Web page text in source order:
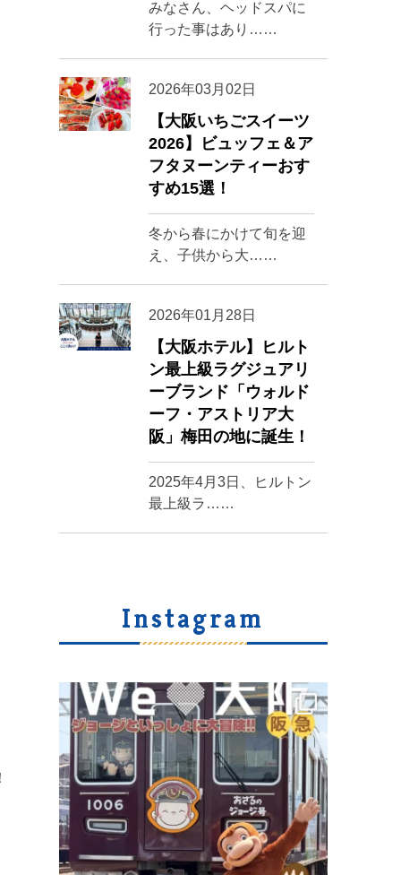
みなさん、ヘッドスパに
行った事はあり……
2026年03月02日
【大阪いちごスイーツ
2026】ビュッフェ＆ア
フタヌーンティーおす
すめ15選！
冬から春にかけて旬を迎
え、子供から大……
2026年01月28日
【大阪ホテル】ヒルト
ン最上級ラグジュアリ
ーブランド「ウォルド
ーフ・アストリア大
阪」梅田の地に誕生！
2025年4月3日、ヒルトン
最上級ラ……
Instagram